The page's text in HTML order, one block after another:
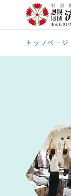
トップページ